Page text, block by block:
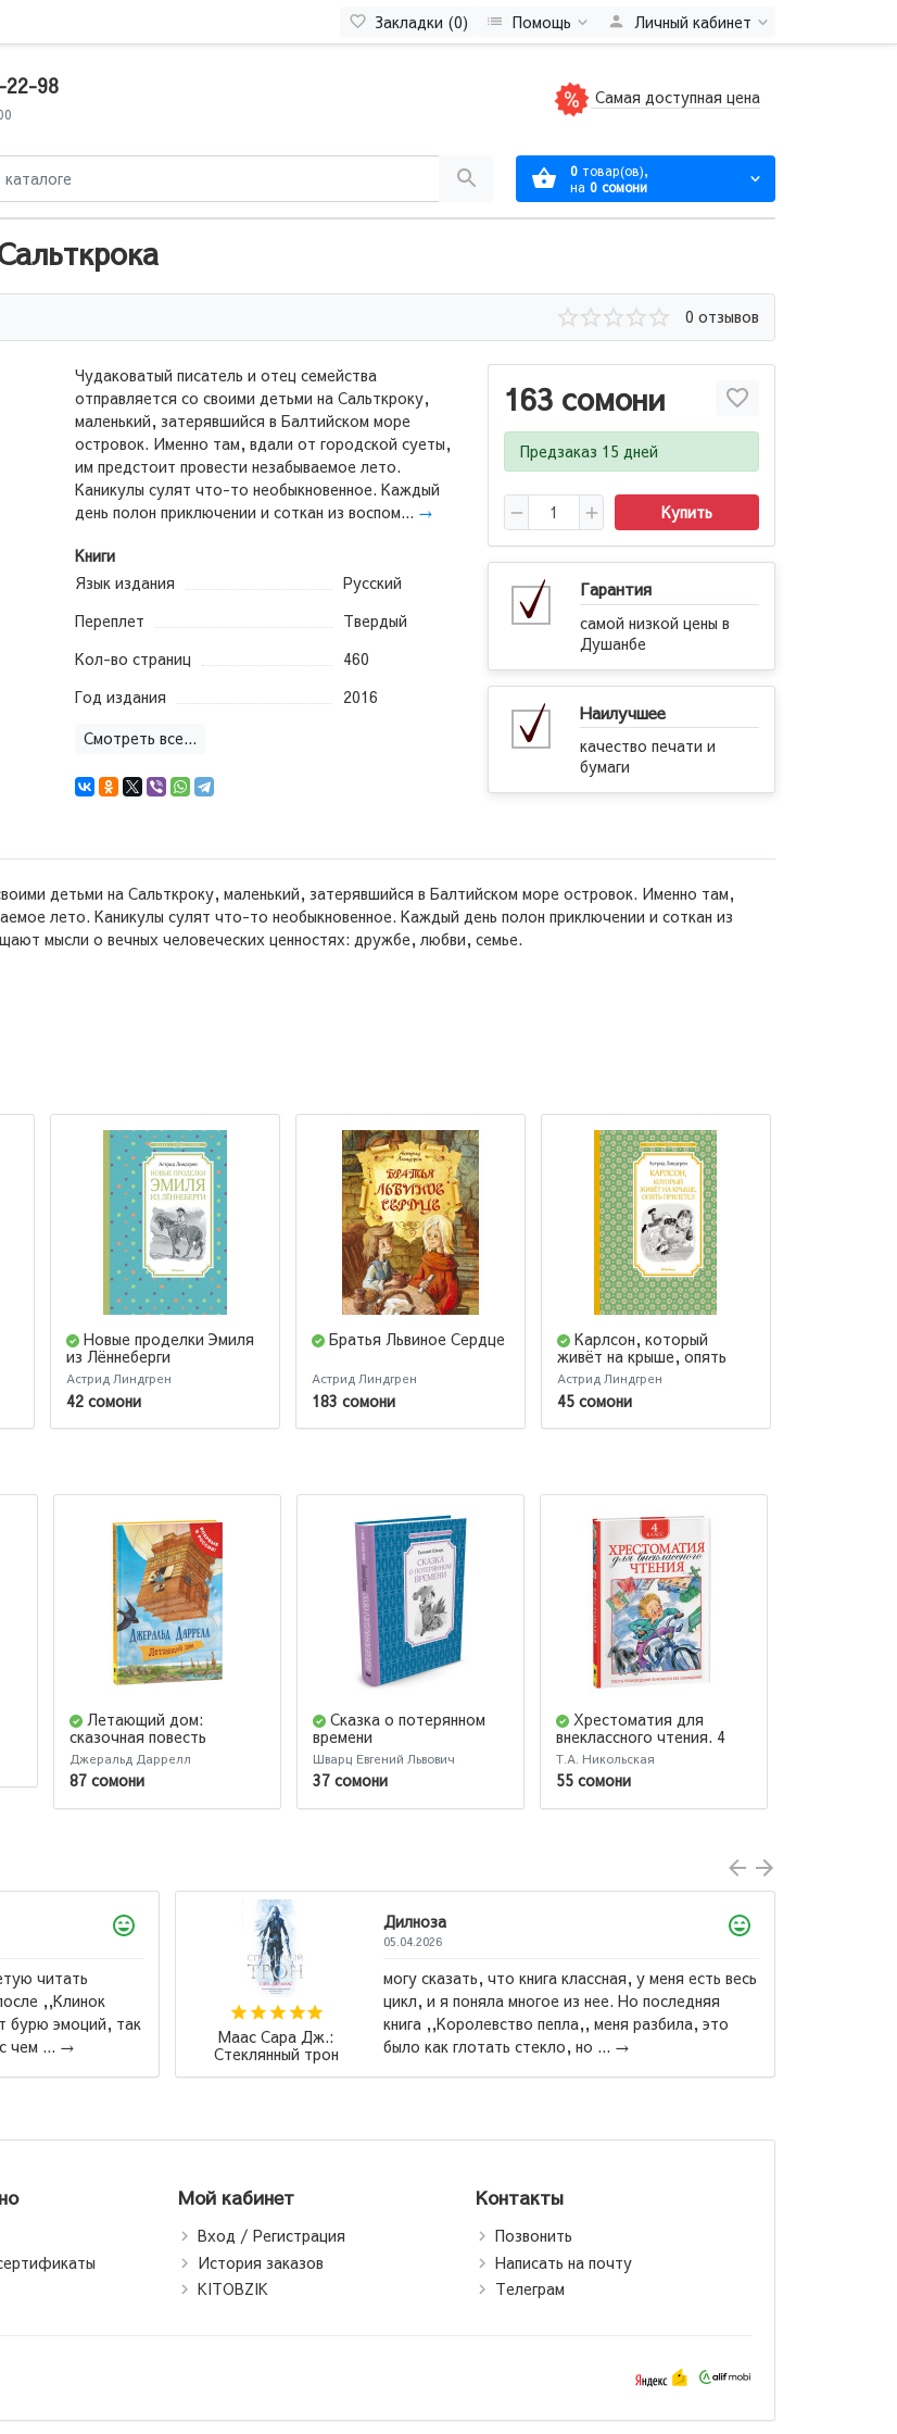
Закладки (0) Помощь Личный кабинет
22-98 Самая доступная цена
0 товар(ов),
на 0 сомони
0 отзывов
163 сомони
Предзаказ 15 дней
Купить
Гарантия
самой низкой цены в
Душанбе
Наилучшее
качество печати и
бумаги
Чудаковатый писатель и отец семейства
отправляется со своими детьми на Сальткроку,
маленький, затерявшийся в Балтийском море
островок. Именно там, вдали от городской суеты,
им предстоит провести незабываемое лето.
Каникулы сулят что-то необыкновенное. Каждый
день полон приключении и соткан из воспом... →
Книги
Язык издания
Русский
Переплет
Твердый
Кол-во страниц
460
Год издания
2016
Смотреть все...
детьми на Сальткроку, маленький, затерявшийся в Балтийском море островок. Именно там,
лето. Каникулы сулят что-то необыкновенное. Каждый день полон приключении и соткан из
мысли о вечных человеческих ценностях: дружбе, любви, семье.
Новые проделки Эмиля
из Лённеберги
Астрид Линдгрен
42 сомони
Братья Львиное Сердце
Астрид Линдгрен
183 сомони
Карлсон, который
живёт на крыше, опять
прилетел
Астрид Линдгрен
45 сомони
Летающий дом:
сказочная повесть
Джеральд Даррелл
87 сомони
Сказка о потерянном
времени
Шварц Евгений Львович
37 сомони
Хрестоматия для
внеклассного чтения. 4
класс
Т.А. Никольская
55 сомони
книга классная, у меня есть весь
многое из нее. Но последняя
пепла,, меня разбила, это
стекло, но ...
Роберт Кийосаки:
Падари сарватманд,
падари фақир /
Китоби бехтарин ба ман махкул шуд ва бо нархи
дастрас ❤️...→
Мой кабинет
Вход / Регистрация
История заказов
KITOBZIK
Контакты
Позвонить
Написать на почту
Телеграм